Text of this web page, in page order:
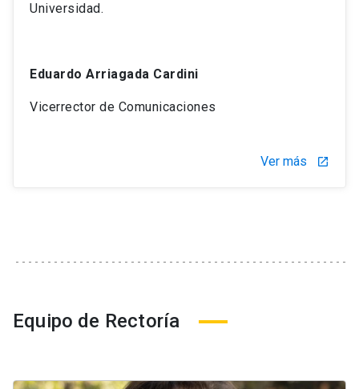
Universidad.
Eduardo Arriagada Cardini
Vicerrector de Comunicaciones
Ver más launch
Equipo de Rectoría